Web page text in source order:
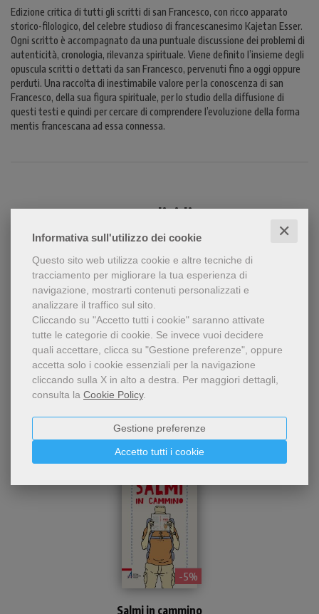
Informativa sull'utilizzo dei cookie ✕
Questo sito web utilizza cookie e altre tecniche di
tracciamento per migliorare la tua esperienza di
navigazione, mostrarti contenuti personalizzati e
analizzare il traffico sul sito.
Cliccando su "Accetto tutti i cookie" saranno attivate
tutte le categorie di cookie. Se invece vuoi decidere
quali accettare, clicca su "Gestione preferenze", oppure
accetta solo i cookie essenziali per la navigazione
cliccando sulla X in alto a destra. Per maggiori dettagli,
consulta la Cookie Policy.
Accetto tutti i cookie
Gestione preferenze
Edizione critica di tutti gli scritti di san Francesco, con ricco apparato
storico-filologico, del celebre studioso di francescanesimo Kajetan Esser.
Ogni scritto è accompagnato da una puntuale discussione dei problemi di
autenticità, cronologia, rilevanza spirituale. Viene definito l’insieme degli
opuscula scritti o dettati da san Francesco, pervenuti fino a oggi oppure
perduti. Una raccolta di inestimabile valore per la conoscenza di san
Francesco, della sua figura spirituale, per lo studio della diffusione di
questi testi e quindi per cercare di comprendere l’evoluzione della forma
mentis francescana ad essa connessa.
Condividi
Chi ha visto questo prodotto
ha visto anche...
- 5%
corredati da brevi e semplici
Salmi in cammino